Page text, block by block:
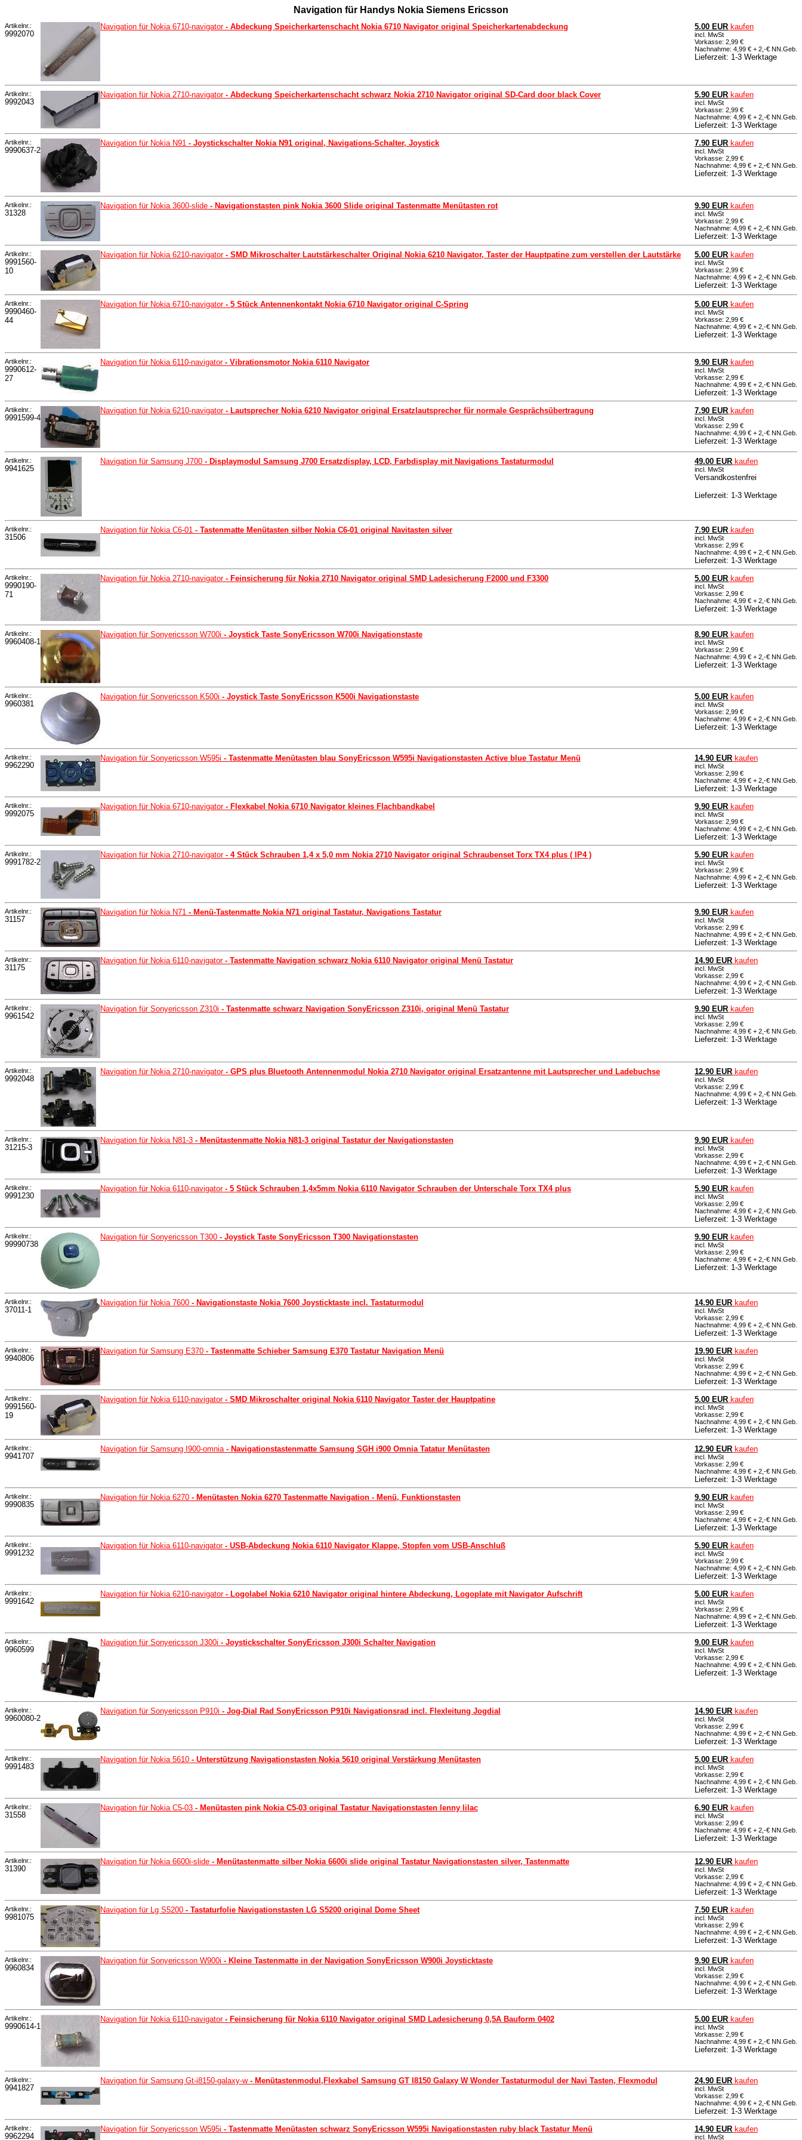
Navigation für Handys Nokia Siemens Ericsson
Artikelnr.:
9992070
Navigation für Nokia 6710-navigator - Abdeckung Speicherkartenschacht Nokia 6710 Navigator original Speicherkartenabdeckung 5.00 EUR kaufen
incl. MwSt
Vorkasse: 2,99 €
Nachnahme: 4,99 € + 2,-€ NN.Geb.
Lieferzeit: 1-3 Werktage
Artikelnr.:
9992043
Navigation für Nokia 2710-navigator - Abdeckung Speicherkartenschacht schwarz Nokia 2710 Navigator original SD-Card door black Cover 5.90 EUR kaufen
incl. MwSt
Vorkasse: 2,99 €
Nachnahme: 4,99 € + 2,-€ NN.Geb.
Lieferzeit: 1-3 Werktage
Artikelnr.:
9990637-2
Navigation für Nokia N91 - Joystickschalter Nokia N91 original, Navigations-Schalter, Joystick 7.90 EUR kaufen
incl. MwSt
Vorkasse: 2,99 €
Nachnahme: 4,99 € + 2,-€ NN.Geb.
Lieferzeit: 1-3 Werktage
Artikelnr.:
31328
Navigation für Nokia 3600-slide - Navigationstasten pink Nokia 3600 Slide original Tastenmatte Menütasten rot 9.90 EUR kaufen
incl. MwSt
Vorkasse: 2,99 €
Nachnahme: 4,99 € + 2,-€ NN.Geb.
Lieferzeit: 1-3 Werktage
Artikelnr.:
9991560-
10
Navigation für Nokia 6210-navigator - SMD Mikroschalter Lautstärkeschalter Original Nokia 6210 Navigator, Taster der Hauptpatine zum verstellen der Lautstärke 5.00 EUR kaufen
incl. MwSt
Vorkasse: 2,99 €
Nachnahme: 4,99 € + 2,-€ NN.Geb.
Lieferzeit: 1-3 Werktage
Artikelnr.:
9990460-
44
Navigation für Nokia 6710-navigator - 5 Stück Antennenkontakt Nokia 6710 Navigator original C-Spring 5.00 EUR kaufen
incl. MwSt
Vorkasse: 2,99 €
Nachnahme: 4,99 € + 2,-€ NN.Geb.
Lieferzeit: 1-3 Werktage
Artikelnr.:
9990612-
27
Navigation für Nokia 6110-navigator - Vibrationsmotor Nokia 6110 Navigator 9.90 EUR kaufen
incl. MwSt
Vorkasse: 2,99 €
Nachnahme: 4,99 € + 2,-€ NN.Geb.
Lieferzeit: 1-3 Werktage
Artikelnr.:
9991599-4
Navigation für Nokia 6210-navigator - Lautsprecher Nokia 6210 Navigator original Ersatzlautsprecher für normale Gesprächsübertragung 7.90 EUR kaufen
incl. MwSt
Vorkasse: 2,99 €
Nachnahme: 4,99 € + 2,-€ NN.Geb.
Lieferzeit: 1-3 Werktage
Artikelnr.:
9941625
Navigation für Samsung J700 - Displaymodul Samsung J700 Ersatzdisplay, LCD, Farbdisplay mit Navigations Tastaturmodul 49.00 EUR kaufen
incl. MwSt
Versandkostenfrei
Lieferzeit: 1-3 Werktage
Artikelnr.:
31506
Navigation für Nokia C6-01 - Tastenmatte Menütasten silber Nokia C6-01 original Navitasten silver 7.90 EUR kaufen
incl. MwSt
Vorkasse: 2,99 €
Nachnahme: 4,99 € + 2,-€ NN.Geb.
Lieferzeit: 1-3 Werktage
Artikelnr.:
9990190-
71
Navigation für Nokia 2710-navigator - Feinsicherung für Nokia 2710 Navigator original SMD Ladesicherung F2000 und F3300 5.00 EUR kaufen
incl. MwSt
Vorkasse: 2,99 €
Nachnahme: 4,99 € + 2,-€ NN.Geb.
Lieferzeit: 1-3 Werktage
Artikelnr.:
9960408-1
Navigation für Sonyericsson W700i - Joystick Taste SonyEricsson W700i Navigationstaste 8.90 EUR kaufen
incl. MwSt
Vorkasse: 2,99 €
Nachnahme: 4,99 € + 2,-€ NN.Geb.
Lieferzeit: 1-3 Werktage
Artikelnr.:
9960381
Navigation für Sonyericsson K500i - Joystick Taste SonyEricsson K500i Navigationstaste 5.00 EUR kaufen
incl. MwSt
Vorkasse: 2,99 €
Nachnahme: 4,99 € + 2,-€ NN.Geb.
Lieferzeit: 1-3 Werktage
Artikelnr.:
9962290
Navigation für Sonyericsson W595i - Tastenmatte Menütasten blau SonyEricsson W595i Navigationstasten Active blue Tastatur Menü 14.90 EUR kaufen
incl. MwSt
Vorkasse: 2,99 €
Nachnahme: 4,99 € + 2,-€ NN.Geb.
Lieferzeit: 1-3 Werktage
Artikelnr.:
9992075
Navigation für Nokia 6710-navigator - Flexkabel Nokia 6710 Navigator kleines Flachbandkabel 9.90 EUR kaufen
incl. MwSt
Vorkasse: 2,99 €
Nachnahme: 4,99 € + 2,-€ NN.Geb.
Lieferzeit: 1-3 Werktage
Artikelnr.:
9991782-2
Navigation für Nokia 2710-navigator - 4 Stück Schrauben 1,4 x 5,0 mm Nokia 2710 Navigator original Schraubenset Torx TX4 plus ( IP4 ) 5.90 EUR kaufen
incl. MwSt
Vorkasse: 2,99 €
Nachnahme: 4,99 € + 2,-€ NN.Geb.
Lieferzeit: 1-3 Werktage
Artikelnr.:
31157
Navigation für Nokia N71 - Menü-Tastenmatte Nokia N71 original Tastatur, Navigations Tastatur 9.90 EUR kaufen
incl. MwSt
Vorkasse: 2,99 €
Nachnahme: 4,99 € + 2,-€ NN.Geb.
Lieferzeit: 1-3 Werktage
Artikelnr.:
31175
Navigation für Nokia 6110-navigator - Tastenmatte Navigation schwarz Nokia 6110 Navigator original Menü Tastatur 14.90 EUR kaufen
incl. MwSt
Vorkasse: 2,99 €
Nachnahme: 4,99 € + 2,-€ NN.Geb.
Lieferzeit: 1-3 Werktage
Artikelnr.:
9961542
Navigation für Sonyericsson Z310i - Tastenmatte schwarz Navigation SonyEricsson Z310i, original Menü Tastatur 9.90 EUR kaufen
incl. MwSt
Vorkasse: 2,99 €
Nachnahme: 4,99 € + 2,-€ NN.Geb.
Lieferzeit: 1-3 Werktage
Artikelnr.:
9992048
Navigation für Nokia 2710-navigator - GPS plus Bluetooth Antennenmodul Nokia 2710 Navigator original Ersatzantenne mit Lautsprecher und Ladebuchse 12.90 EUR kaufen
incl. MwSt
Vorkasse: 2,99 €
Nachnahme: 4,99 € + 2,-€ NN.Geb.
Lieferzeit: 1-3 Werktage
Artikelnr.:
31215-3
Navigation für Nokia N81-3 - Menütastenmatte Nokia N81-3 original Tastatur der Navigationstasten 9.90 EUR kaufen
incl. MwSt
Vorkasse: 2,99 €
Nachnahme: 4,99 € + 2,-€ NN.Geb.
Lieferzeit: 1-3 Werktage
Artikelnr.:
9991230
Navigation für Nokia 6110-navigator - 5 Stück Schrauben 1,4x5mm Nokia 6110 Navigator Schrauben der Unterschale Torx TX4 plus 5.90 EUR kaufen
incl. MwSt
Vorkasse: 2,99 €
Nachnahme: 4,99 € + 2,-€ NN.Geb.
Lieferzeit: 1-3 Werktage
Artikelnr.:
99990738
Navigation für Sonyericsson T300 - Joystick Taste SonyEricsson T300 Navigationstasten 9.90 EUR kaufen
incl. MwSt
Vorkasse: 2,99 €
Nachnahme: 4,99 € + 2,-€ NN.Geb.
Lieferzeit: 1-3 Werktage
Artikelnr.:
37011-1
Navigation für Nokia 7600 - Navigationstaste Nokia 7600 Joysticktaste incl. Tastaturmodul 14.90 EUR kaufen
incl. MwSt
Vorkasse: 2,99 €
Nachnahme: 4,99 € + 2,-€ NN.Geb.
Lieferzeit: 1-3 Werktage
Artikelnr.:
9940806
Navigation für Samsung E370 - Tastenmatte Schieber Samsung E370 Tastatur Navigation Menü 19.90 EUR kaufen
incl. MwSt
Vorkasse: 2,99 €
Nachnahme: 4,99 € + 2,-€ NN.Geb.
Lieferzeit: 1-3 Werktage
Artikelnr.:
9991560-
19
Navigation für Nokia 6110-navigator - SMD Mikroschalter original Nokia 6110 Navigator Taster der Hauptpatine 5.00 EUR kaufen
incl. MwSt
Vorkasse: 2,99 €
Nachnahme: 4,99 € + 2,-€ NN.Geb.
Lieferzeit: 1-3 Werktage
Artikelnr.:
9941707
Navigation für Samsung I900-omnia - Navigationstastenmatte Samsung SGH i900 Omnia Tatatur Menütasten 12.90 EUR kaufen
incl. MwSt
Vorkasse: 2,99 €
Nachnahme: 4,99 € + 2,-€ NN.Geb.
Lieferzeit: 1-3 Werktage
Artikelnr.:
9990835
Navigation für Nokia 6270 - Menütasten Nokia 6270 Tastenmatte Navigation - Menü, Funktionstasten 9.90 EUR kaufen
incl. MwSt
Vorkasse: 2,99 €
Nachnahme: 4,99 € + 2,-€ NN.Geb.
Lieferzeit: 1-3 Werktage
Artikelnr.:
9991232
Navigation für Nokia 6110-navigator - USB-Abdeckung Nokia 6110 Navigator Klappe, Stopfen vom USB-Anschluß 5.90 EUR kaufen
incl. MwSt
Vorkasse: 2,99 €
Nachnahme: 4,99 € + 2,-€ NN.Geb.
Lieferzeit: 1-3 Werktage
Artikelnr.:
9991642
Navigation für Nokia 6210-navigator - Logolabel Nokia 6210 Navigator original hintere Abdeckung, Logoplate mit Navigator Aufschrift 5.00 EUR kaufen
incl. MwSt
Vorkasse: 2,99 €
Nachnahme: 4,99 € + 2,-€ NN.Geb.
Lieferzeit: 1-3 Werktage
Artikelnr.:
9960599
Navigation für Sonyericsson J300i - Joystickschalter SonyEricsson J300i Schalter Navigation 9.00 EUR kaufen
incl. MwSt
Vorkasse: 2,99 €
Nachnahme: 4,99 € + 2,-€ NN.Geb.
Lieferzeit: 1-3 Werktage
Artikelnr.:
9960080-2
Navigation für Sonyericsson P910i - Jog-Dial Rad SonyEricsson P910i Navigationsrad incl. Flexleitung Jogdial 14.90 EUR kaufen
incl. MwSt
Vorkasse: 2,99 €
Nachnahme: 4,99 € + 2,-€ NN.Geb.
Lieferzeit: 1-3 Werktage
Artikelnr.:
9991483
Navigation für Nokia 5610 - Unterstützung Navigationstasten Nokia 5610 original Verstärkung Menütasten 5.00 EUR kaufen
incl. MwSt
Vorkasse: 2,99 €
Nachnahme: 4,99 € + 2,-€ NN.Geb.
Lieferzeit: 1-3 Werktage
Artikelnr.:
31558
Navigation für Nokia C5-03 - Menütasten pink Nokia C5-03 original Tastatur Navigationstasten lenny lilac 6.90 EUR kaufen
incl. MwSt
Vorkasse: 2,99 €
Nachnahme: 4,99 € + 2,-€ NN.Geb.
Lieferzeit: 1-3 Werktage
Artikelnr.:
31390
Navigation für Nokia 6600i-slide - Menütastenmatte silber Nokia 6600i slide original Tastatur Navigationstasten silver, Tastenmatte 12.90 EUR kaufen
incl. MwSt
Vorkasse: 2,99 €
Nachnahme: 4,99 € + 2,-€ NN.Geb.
Lieferzeit: 1-3 Werktage
Artikelnr.:
9981075
Navigation für Lg S5200 - Tastaturfolie Navigationstasten LG S5200 original Dome Sheet 7.50 EUR kaufen
incl. MwSt
Vorkasse: 2,99 €
Nachnahme: 4,99 € + 2,-€ NN.Geb.
Lieferzeit: 1-3 Werktage
Artikelnr.:
9960834
Navigation für Sonyericsson W900i - Kleine Tastenmatte in der Navigation SonyEricsson W900i Joysticktaste 9.90 EUR kaufen
incl. MwSt
Vorkasse: 2,99 €
Nachnahme: 4,99 € + 2,-€ NN.Geb.
Lieferzeit: 1-3 Werktage
Artikelnr.:
9990614-1
Navigation für Nokia 6110-navigator - Feinsicherung für Nokia 6110 Navigator original SMD Ladesicherung 0,5A Bauform 0402 5.00 EUR kaufen
incl. MwSt
Vorkasse: 2,99 €
Nachnahme: 4,99 € + 2,-€ NN.Geb.
Lieferzeit: 1-3 Werktage
Artikelnr.:
9941827
Navigation für Samsung Gt-i8150-galaxy-w - Menütastenmodul,Flexkabel Samsung GT I8150 Galaxy W Wonder Tastaturmodul der Navi Tasten, Flexmodul 24.90 EUR kaufen
incl. MwSt
Vorkasse: 2,99 €
Nachnahme: 4,99 € + 2,-€ NN.Geb.
Lieferzeit: 1-3 Werktage
Artikelnr.:
9962294
Navigation für Sonyericsson W595i - Tastenmatte Menütasten schwarz SonyEricsson W595i Navigationstasten ruby black Tastatur Menü 14.90 EUR kaufen
incl. MwSt